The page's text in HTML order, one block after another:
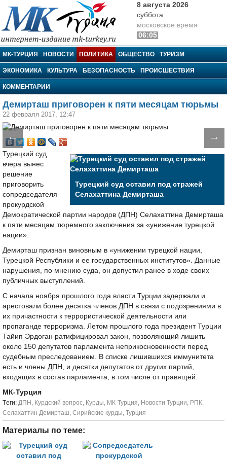
МК-Турция
8 августа 2026
суббота
московское время
06:05
МК-ТУРЦИЯ НОВОСТИ ПОЛИТИКА ОБЩЕСТВО ТУРИЗМ
ЭКОНОМИКА КУЛЬТУРА БЕЗОПАСНОСТЬ ПРОИСШЕСТВИЯ
КОММЕНТАРИИ
Демирташ приговорен к пяти месяцам тюрьмы
22 февраля 2017, 12:47
← →
Турецкий суд оставил под стражей
Селахаттина Демирташа
Турецкий суд
вчера вынес
решение
приговорить
сопредседателя
прокурдской
Демократической партии народов (ДПН) Селахаттина Демирташа
к пяти месяцам тюремного заключения за «унижение турецкой
нации».
Демирташ признан виновным в «унижении турецкой нации,
Турецкой Республики и ее государственных институтов». Данные
нарушения, по мнению суда, он допустил ранее в ходе своих
публичных выступлений.
С начала ноября прошлого года власти Турции задержали и
арестовали более десятка членов ДПН в связи с подозрениями в
их причастности к террористической деятельности или
пропаганде терроризма. Летом прошлого года президент Турции
Тайип Эрдоган ратифицировал закон, позволяющий лишить
около 150 депутатов парламента неприкосновенности перед
судебным преследованием. В списке лишившихся иммунитета
есть и члены ДПН, и десятки депутатов от других партий,
входящих в состав парламента, в том числе от правящей.
МК-Турция
Tеги: ДПН , Курдский вопрос, Курды, МК-Турция, Новости Турции, РПК,
Селахаттин Демирташ, Сирийские курды, Турция
Материалы по теме: